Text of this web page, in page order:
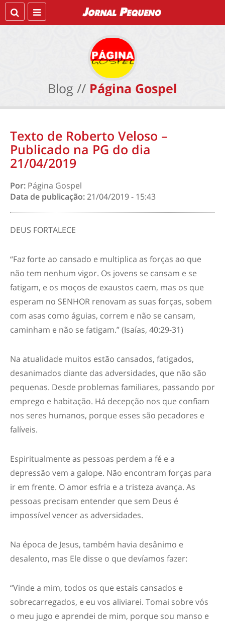
Blog // Página Gospel
Texto de Roberto Veloso –
Publicado na PG do dia
21/04/2019
Por: Página Gospel
Data de publicação:21/04/2019 - 15:43
DEUS FORTALECE
“Faz forte ao cansado e multiplica as forças ao que
não tem nenhum vigor. Os jovens se cansam e se
fatigam, e os moços de exaustos caem, mas os que
esperam no SENHOR renovam as suas forças, sobem
com asas como águias, correm e não se cansam,
caminham e não se fatigam.” (Isaías, 40:29-31)
Na atualidade muitos estão cansados, fatigados,
desanimados diante das adversidades, que não são
pequenas. Desde problemas familiares, passando por
emprego e habitação. Há decepção nos que confiam
nos seres humanos, porque esses são pecadores e
falíveis.
Espiritualmente as pessoas perdem a fé e a
depressão vem a galope. Não encontram forças para
ir em frente. O amor esfria e a tristeza avança. As
pessoas precisam entender que sem Deus é
impossível vencer as adversidades.
Na época de Jesus, também havia desânimo e
desalento, mas Ele disse o que devíamos fazer:
“Vinde a mim, todos os que estais cansados e
sobrecarregados, e eu vos aliviarei. Tomai sobre vós
o meu jugo e aprendei de mim, porque sou manso e